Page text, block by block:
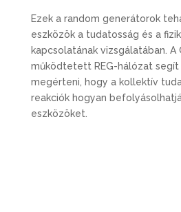
Ezek a random generátorok
eszközök a tudatosság és a
kapcsolatának vizsgálatában. A
működtetett REG-hálózat segít
megérteni, hogy a kollektív
reakciók hogyan
eszközöket.